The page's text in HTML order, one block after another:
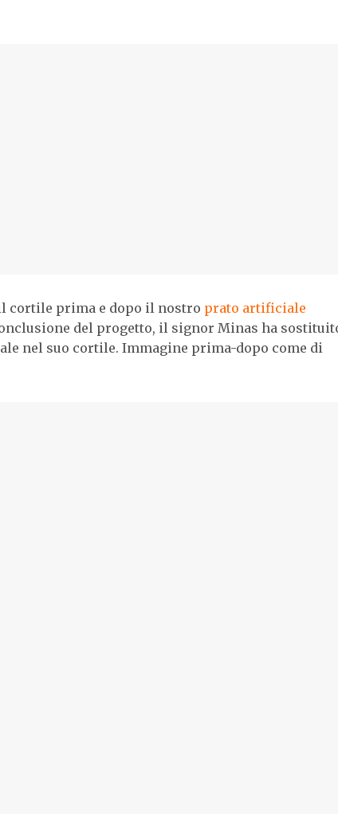
cortile prima e dopo il nostro prato artificiale
del progetto, il signor Minas ha
nel suo cortile. Immagine prima-dopo come di